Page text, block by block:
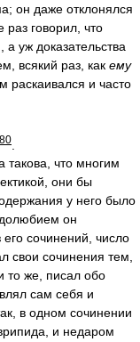
он даже отклонялся
говорил, что
а уж доказательства
всякий раз, как ему
раскаивался и часто
такова, что многим
они бы
у него было
он
сочинений, число
свои сочинения тем,
то же, писал обо
сам себя и
в одном сочинении
и недаром